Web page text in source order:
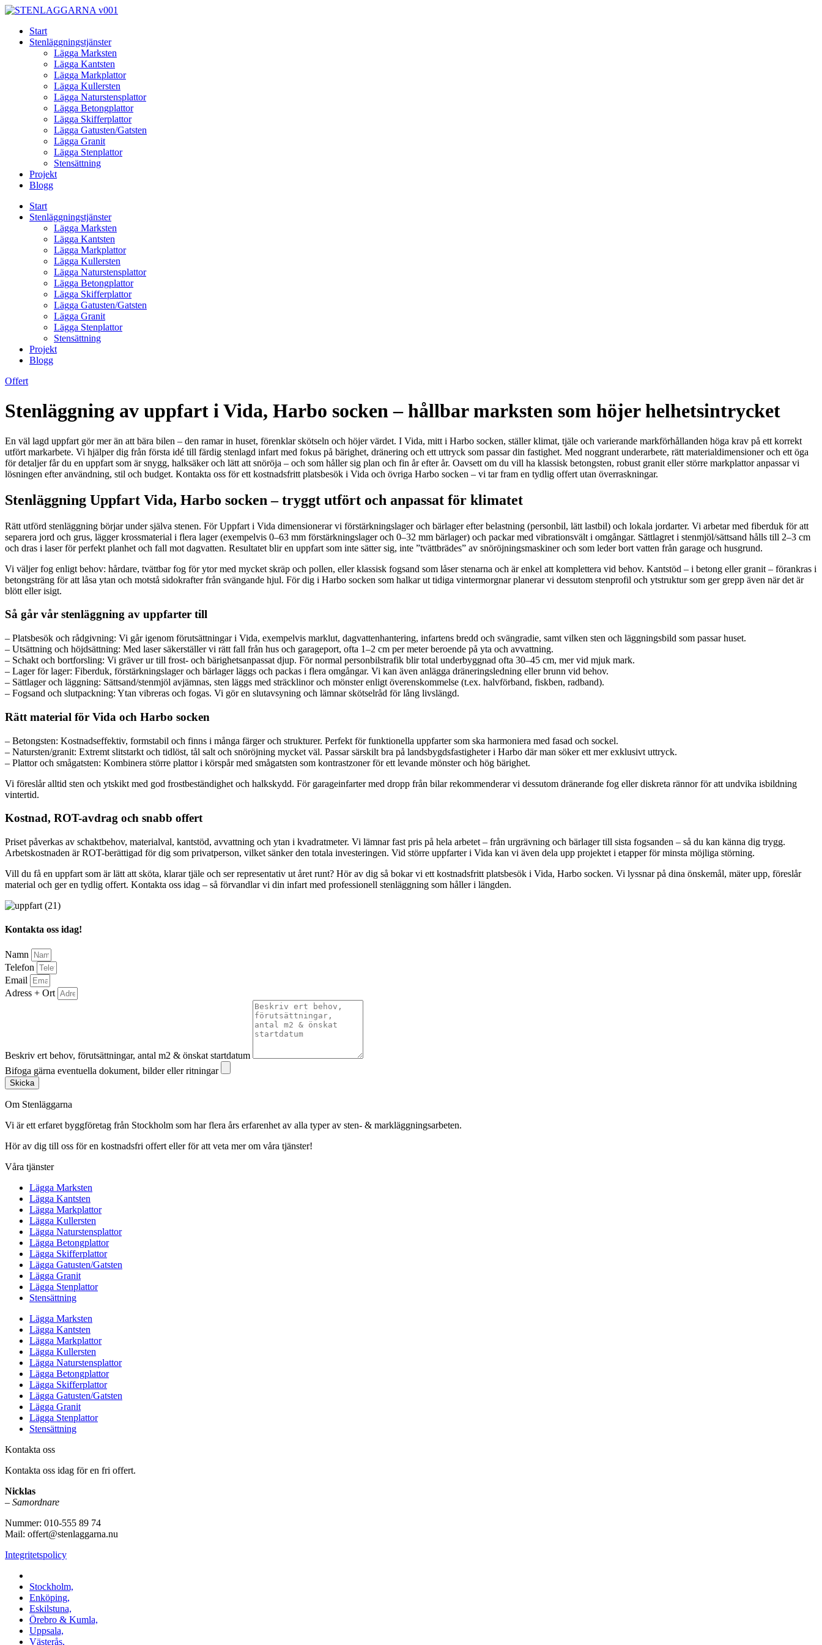
Skip
contentStart
Stenläggningstjänster
Lägga Marksten
Lägga Kantsten
Lägga Markplattor
Lägga Kullersten
Lägga Naturstensplattor
Lägga Betongplattor
Lägga Skifferplattor
Lägga Gatusten/Gatsten
Lägga Granit
Lägga Stenplattor
Stensättning
Projekt
Blogg
Start
Stenläggningstjänster
Lägga Marksten
Lägga Kantsten
Lägga Markplattor
Lägga Kullersten
Lägga Naturstensplattor
Lägga Betongplattor
Lägga Skifferplattor
Lägga Gatusten/Gatsten
Lägga Granit
Lägga Stenplattor
Stensättning
Projekt
Blogg
Offert
Stenläggning av uppfart i Vida, Harbo socken – hållbar marksten som höjer helhetsintrycket
En väl lagd uppfart gör mer än att bära bilen – den ramar in huset, förenklar skötseln och höjer värdet. I Vida, mitt i Harbo socken, ställer klimat, tjäle och varierande markförhållanden höga krav på ett korrekt
utfört markarbete. Vi hjälper dig från första idé till färdig stenlagd infart med fokus på bärighet, dränering och ett uttryck som passar din fastighet. Med noggrant underarbete, rätt materialdimensioner och ett öga
för detaljer får du en uppfart som är snygg, halksäker och lätt att snöröja – och som håller sig plan och fin år efter år. Oavsett om du vill ha klassisk betongsten, robust granit eller större markplattor anpassar vi
lösningen efter användning, stil och budget. Kontakta oss för ett kostnadsfritt platsbesök i Vida och övriga Harbo socken – vi tar fram en tydlig offert utan överraskningar.
Stenläggning Uppfart Vida, Harbo socken – tryggt utfört och anpassat för klimatet
Rätt utförd stenläggning börjar under själva stenen. För Uppfart i Vida dimensionerar vi förstärkningslager och bärlager efter belastning (personbil, lätt lastbil) och lokala jordarter. Vi arbetar med fiberduk för att
separera jord och grus, lägger krossmaterial i flera lager (exempelvis 0–63 mm förstärkningslager och 0–32 mm bärlager) och packar med vibrationsvält i omgångar. Sättlagret i stenmjöl/sättsand hålls till 2–3 cm
och dras i laser för perfekt planhet och fall mot dagvatten. Resultatet blir en uppfart som inte sätter sig, inte ”tvättbrädes” av snöröjningsmaskiner och som leder bort vatten från garage och husgrund.
Vi väljer fog enligt behov: hårdare, tvättbar fog för ytor med mycket skräp och pollen, eller klassisk fogsand som låser stenarna och är enkel att komplettera vid behov. Kantstöd – i betong eller granit – förankras i
betongsträng för att låsa ytan och motstå sidokrafter från svängande hjul. För dig i Harbo socken som halkar ut tidiga vintermorgnar planerar vi dessutom stenprofil och ytstruktur som ger grepp även när det är
blött eller isigt.
Så går vår stenläggning av uppfarter till
– Platsbesök och rådgivning: Vi går igenom förutsättningar i Vida, exempelvis marklut, dagvattenhantering, infartens bredd och svängradie, samt vilken sten och läggningsbild som passar huset.
– Utsättning och höjdsättning: Med laser säkerställer vi rätt fall från hus och garageport, ofta 1–2 cm per meter beroende på yta och avvattning.
– Schakt och bortforsling: Vi gräver ur till frost- och bärighetsanpassat djup. För normal personbilstrafik blir total underbyggnad ofta 30–45 cm, mer vid mjuk mark.
– Lager för lager: Fiberduk, förstärkningslager och bärlager läggs och packas i flera omgångar. Vi kan även anlägga dräneringsledning eller brunn vid behov.
– Sättlager och läggning: Sättsand/stenmjöl avjämnas, sten läggs med sträcklinor och mönster enligt överenskommelse (t.ex. halvförband, fiskben, radband).
– Fogsand och slutpackning: Ytan vibreras och fogas. Vi gör en slutavsyning och lämnar skötselråd för lång livslängd.
Rätt material för Vida och Harbo socken
– Betongsten: Kostnadseffektiv, formstabil och finns i många färger och strukturer. Perfekt för funktionella uppfarter som ska harmoniera med fasad och sockel.
– Natursten/granit: Extremt slitstarkt och tidlöst, tål salt och snöröjning mycket väl. Passar särskilt bra på landsbygdsfastigheter i Harbo där man söker ett mer exklusivt uttryck.
– Plattor och smågatsten: Kombinera större plattor i körspår med smågatsten som kontrastzoner för ett levande mönster och hög bärighet.
Vi föreslår alltid sten och ytskikt med god frostbeständighet och halkskydd. För garageinfarter med dropp från bilar rekommenderar vi dessutom dränerande fog eller diskreta rännor för att undvika isbildning
vintertid.
Kostnad, ROT-avdrag och snabb offert
Priset påverkas av schaktbehov, materialval, kantstöd, avvattning och ytan i kvadratmeter. Vi lämnar fast pris på hela arbetet – från urgrävning och bärlager till sista fogsanden – så du kan känna dig trygg.
Arbetskostnaden är ROT-berättigad för dig som privatperson, vilket sänker den totala investeringen. Vid större uppfarter i Vida kan vi även dela upp projektet i etapper för minsta möjliga störning.
Vill du få en uppfart som är lätt att sköta, klarar tjäle och ser representativ ut året runt? Hör av dig så bokar vi ett kostnadsfritt platsbesök i Vida, Harbo socken. Vi lyssnar på dina önskemål, mäter upp, föreslår
material och ger en tydlig offert. Kontakta oss idag – så förvandlar vi din infart med professionell stenläggning som håller i längden.
Kontakta oss idag!
Namn
Telefon
Email
Adress + Ort
Beskriv ert behov, förutsättningar, antal m2 & önskat startdatum
Bifoga gärna eventuella dokument, bilder eller ritningar
Skicka
Om Stenläggarna
Vi är ett erfaret byggföretag från Stockholm som har flera års erfarenhet av alla typer av sten- & markläggningsarbeten.
Hör av dig till oss för en kostnadsfri offert eller för att veta mer om våra tjänster!
Våra tjänster
Lägga Marksten
Lägga Kantsten
Lägga Markplattor
Lägga Kullersten
Lägga Naturstensplattor
Lägga Betongplattor
Lägga Skifferplattor
Lägga Gatusten/Gatsten
Lägga Granit
Lägga Stenplattor
Stensättning
Lägga Marksten
Lägga Kantsten
Lägga Markplattor
Lägga Kullersten
Lägga Naturstensplattor
Lägga Betongplattor
Lägga Skifferplattor
Lägga Gatusten/Gatsten
Lägga Granit
Lägga Stenplattor
Stensättning
Kontakta oss
Kontakta oss idag för en fri offert.
Nicklas
– Samordnare
Nummer: 010-555 89 74
Mail: offert@stenlaggarna.nu
Integritetspolicy
Stockholm,
Enköping,
Eskilstuna,
Örebro & Kumla,
Uppsala,
Västerås,